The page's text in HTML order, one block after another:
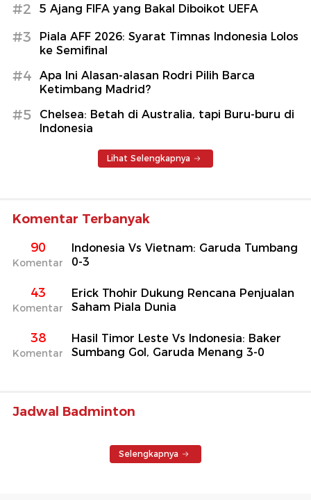
#2 5 Ajang FIFA yang Bakal Diboikot UEFA
#3
Piala AFF 2026: Syarat Timnas Indonesia Lolos
ke Semifinal
#4
Apa Ini Alasan-alasan Rodri Pilih Barca
Ketimbang Madrid?
#5
Chelsea: Betah di Australia, tapi Buru-buru di
Indonesia
Lihat Selengkapnya
Komentar Terbanyak
90
Komentar
Indonesia Vs Vietnam: Garuda Tumbang
0-3
43
Komentar
Erick Thohir Dukung Rencana Penjualan
Saham Piala Dunia
38
Komentar
Hasil Timor Leste Vs Indonesia: Baker
Sumbang Gol, Garuda Menang 3-0
Jadwal Badminton
Selengkapnya